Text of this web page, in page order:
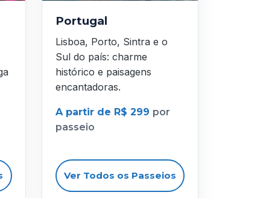
Portugal
Lisboa, Porto, Sintra e o
Sul do país: charme
histórico e paisagens
encantadoras.
A partir de R$ 299 por
passeio
Ver Todos os Passeios